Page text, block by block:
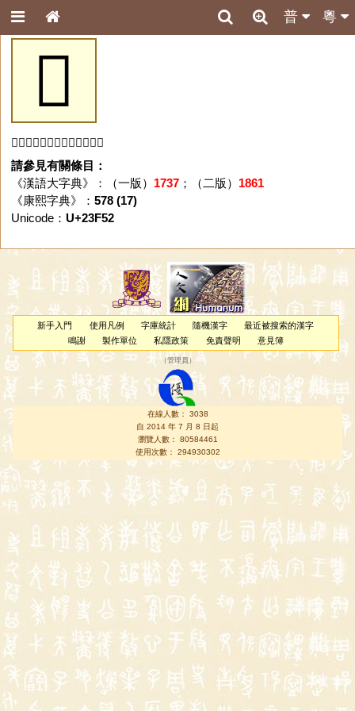
粵
普
𣽒
「𣽒」字未收錄於本資料庫。
請參見有關條目：
《漢語大字典》：（一版） 1737；（二版） 1861
《康熙字典》： 578 (17)
Unicode： U+23F52
新手入門 使用凡例 字庫統計 隨機漢字
最近被搜索的漢字
鳴謝
製作單位 私隱政策 免責聲明 意見簿
（管理員 ）
在線人數： 3038
自 2014 年 7 月 8 日起
瀏覽人數： 80584461
使用次數： 294930302